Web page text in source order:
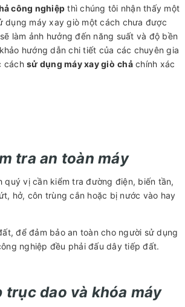
công nghiệp thì chúng tôi nhận thấy một
dụng máy xay giò một cách chưa được
làm ảnh hưởng đến năng suất và độ bền
hướng dẫn chi tiết của các chuyên gia
cách sử dụng máy xay giò chảchính xác
tra an toàn máy
quý vị cần kiểm tra đường điện, biến tần,
hở, côn trùng cắn hoặc bị nước vào hay
để đảm bảo an toàn cho người sử dụng
nghiệp đều phải đấu dây tiếp đất.
trục dao và khóa máy